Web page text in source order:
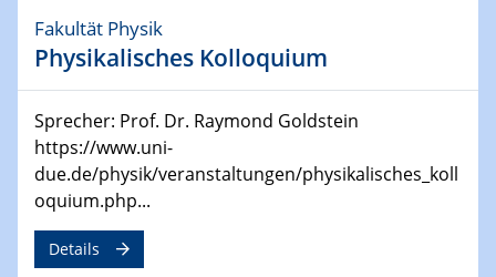
for Energy Conversion“ (ACAMEC)
24.04.2023 - 27.04.2023
ACAMEC 2023
IMPRS-RECHARGE 4th Symposium
27.04.2023 - 20.04.2023
Ringvorlesung
Transformation lernen und lehren – Kompetenzen und
Fähigkeiten für Hochschule der Zukunft
Fakultät Physik
Physikalisches Kolloquium
Sprecher: Prof. Dr. Raymond Goldstein
https://www.uni-
due.de/physik/veranstaltungen/physikalisches_koll
oquium.php...
Details